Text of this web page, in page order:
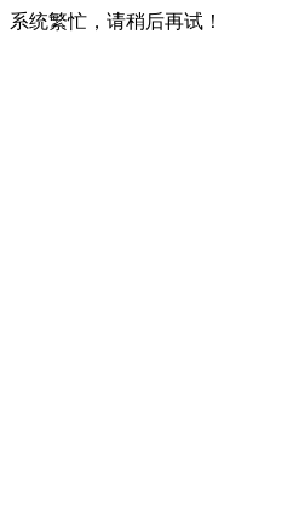
系统繁忙，请稍后再试！